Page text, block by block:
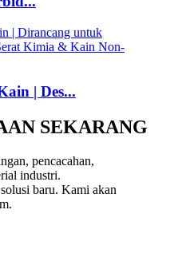
| Des...
SEKARANG
pencacahan,
industri.
baru. Kami akan